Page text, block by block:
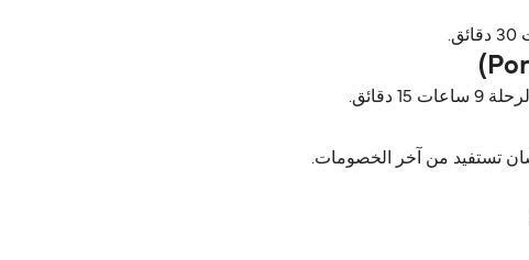
تستفيد من آخر الخصومات.